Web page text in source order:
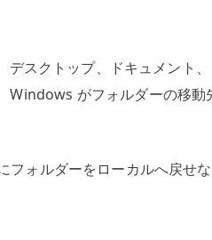
スクトップ、ドキュメント
がフォルダーの移動
ォルダーをローカルへ戻せ